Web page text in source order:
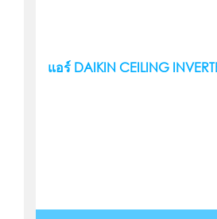
แอร์ DAIKIN CEILING